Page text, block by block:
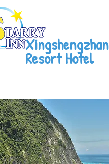
Xingshengzhan
Resort Hotel